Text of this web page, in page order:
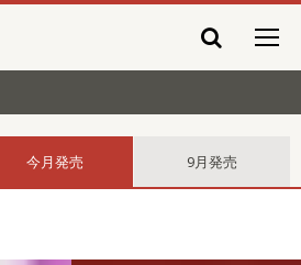
今月発売 9月発売